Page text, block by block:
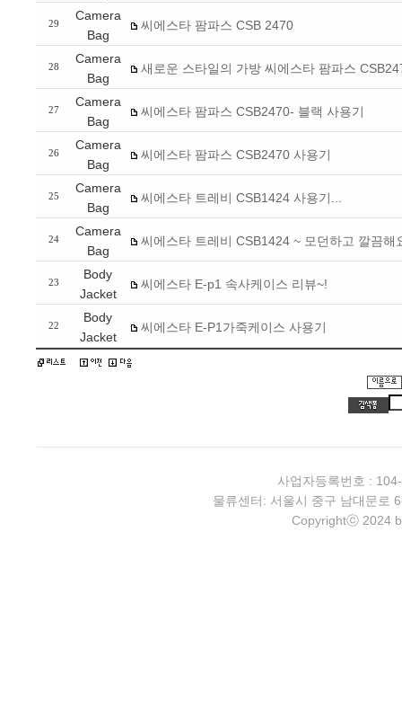
29
Camera
Bag
씨에스타 팜파스 CSB 2470
28
Camera
Bag
새로운 스타일의 가방 씨에스타 팜파스
27
Camera
Bag
씨에스타 팜파스 CSB2470- 블랙 사용기
26
Camera
Bag
씨에스타 팜파스 CSB2470 사용기
25
Camera
Bag
씨에스타 트레비 CSB1424 사용기...
24
Camera
Bag
씨에스타 트레비 CSB1424 ~ 모던하고 깔끔해
23
Body
Jacket
씨에스타 E-p1 속사케이스 리뷰~!
22
Body
Jacket
씨에스타 E-P1가죽케이스 사용기
사업자등록번호 :
물류센터: 서울시 중구 남대문로
Copyrightⓒ 2024